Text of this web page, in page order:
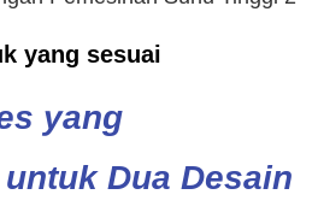
yang sesuai
yang
Dua Desain